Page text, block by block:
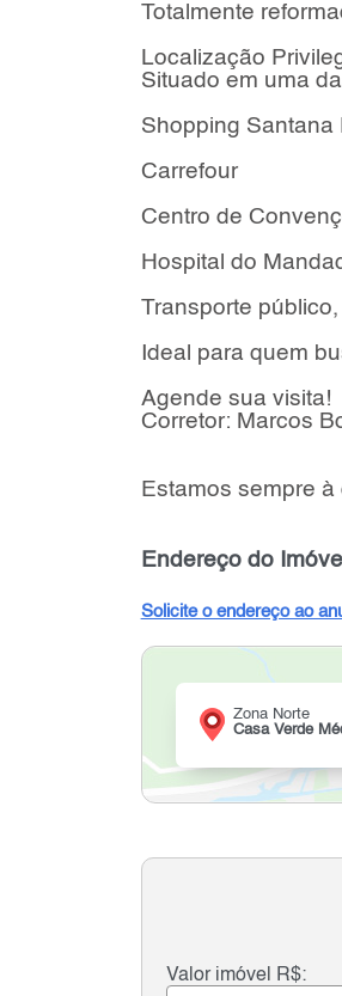
Totalmente
Localização
Situado em uma
Shopping Santana
Carrefour
Centro de
Hospital do
Transporte
Ideal para quem
Agende sua visita!
Corretor: Marcos
Estamos sempre
Endereço do
Solicite o endereço ao
Zona Norte
Casa Verde
Valor imóvel R$: